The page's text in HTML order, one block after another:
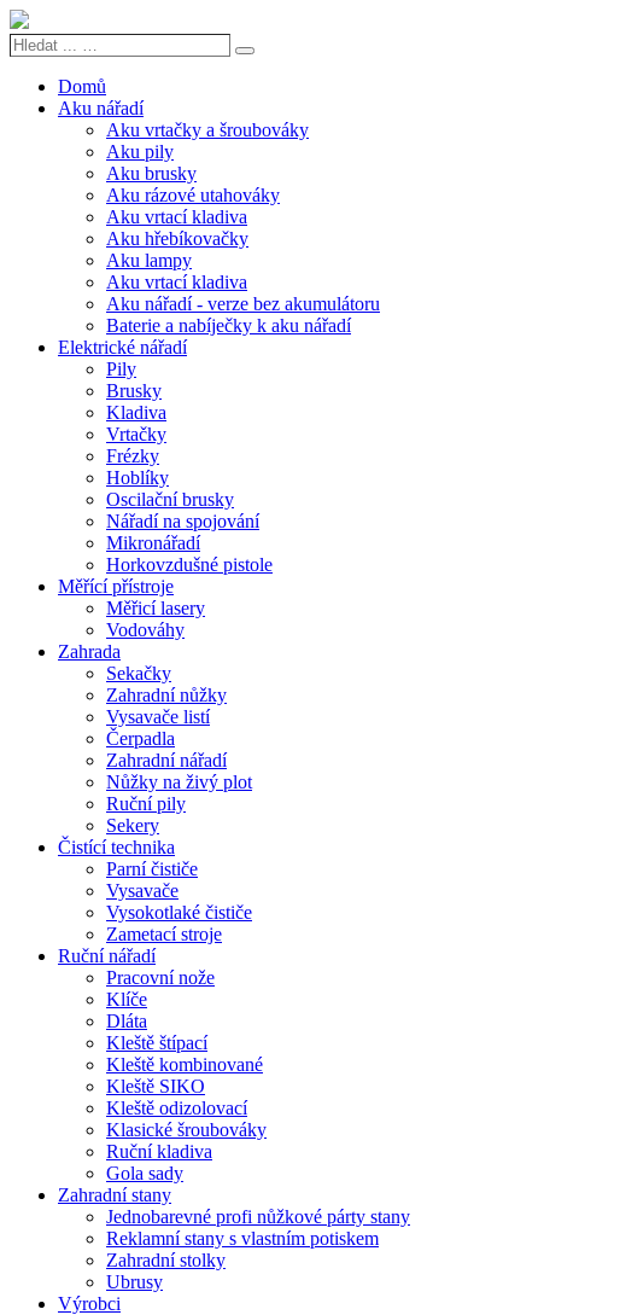
Hledat
Search
Domů
Aku nářadí
Aku vrtačky a šroubováky
Aku pily
Aku brusky
Aku rázové utahováky
Aku vrtací kladiva
Aku hřebíkovačky
Aku lampy
Aku vrtací kladiva
Aku nářadí - verze bez akumulátoru
Baterie a nabíječky k aku nářadí
Elektrické nářadí
Pily
Brusky
Kladiva
Vrtačky
Frézky
Hoblíky
Oscilační brusky
Nářadí na spojování
Mikronářadí
Horkovzdušné pistole
Měřící přístroje
Měřicí lasery
Vodováhy
Zahrada
Sekačky
Zahradní nůžky
Vysavače listí
Čerpadla
Zahradní nářadí
Nůžky na živý plot
Ruční pily
Sekery
Čistící technika
Parní čističe
Vysavače
Vysokotlaké čističe
Zametací stroje
Ruční nářadí
Pracovní nože
Klíče
Dláta
Kleště štípací
Kleště kombinované
Kleště SIKO
Kleště odizolovací
Klasické šroubováky
Ruční kladiva
Gola sady
Zahradní stany
Jednobarevné profi nůžkové párty stany
Reklamní stany s vlastním potiskem
Zahradní stolky
Ubrusy
Výrobci